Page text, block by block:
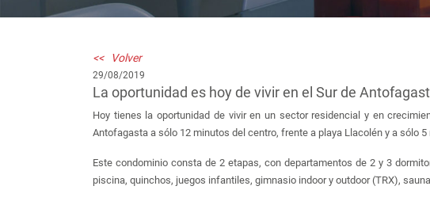
<< Volver
29/08/2019
La oportunidad es hoy de vivir en el Sur de
Hoy tienes la oportunidad de vivir en un sector residencial y en
Antofagasta a sólo 12 minutos del centro, frente a playa Llacolén y a sólo
Este condominio consta de 2 etapas, con departamentos de 2 y 3
piscina, quinchos, juegos infantiles, gimnasio indoor y outdoor (TRX),